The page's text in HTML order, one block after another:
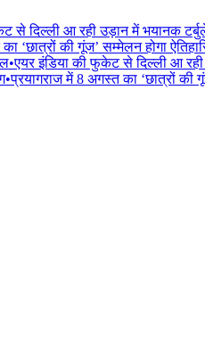
से दिल्ली आ रही उड़ान में भयानक
‘छात्रों की गूंज’ सम्मेलन होगा
•एयर इंडिया की फुकेट से दिल्ली आ
•प्रयागराज में 8 अगस्त का ‘छात्रों की